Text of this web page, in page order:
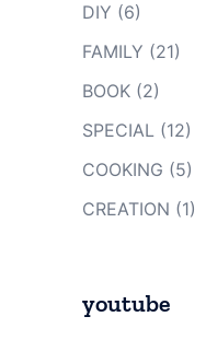
DIY (6)
FAMILY (21)
BOOK (2)
SPECIAL (12)
COOKING (5)
CREATION (1)
youtube